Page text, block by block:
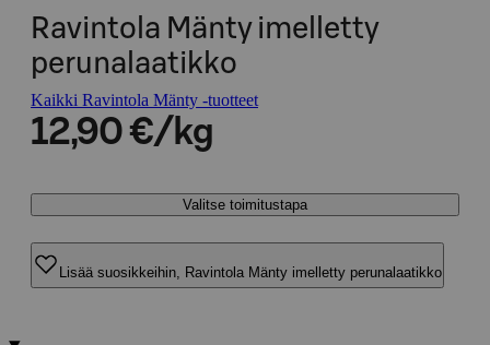
Ravintola Mänty imelletty
perunalaatikko
Kaikki Ravintola Mänty -tuotteet
12,90 €/kg
Valitse toimitustapa
Lisää suosikkeihin, Ravintola Mänty imelletty perunalaatikko